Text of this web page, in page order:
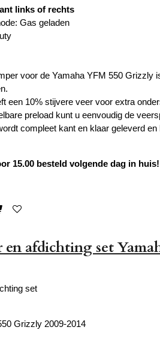
links of rechts
Gas geladen
voor de Yamaha YFM 550 Grizzly
een 10% stijvere veer voor extra
preload kunt u eenvoudig de
compleet kant en klaar geleverd
15.00 besteld volgende dag in huis!
afdichting set
set
Grizzly 2009-2014